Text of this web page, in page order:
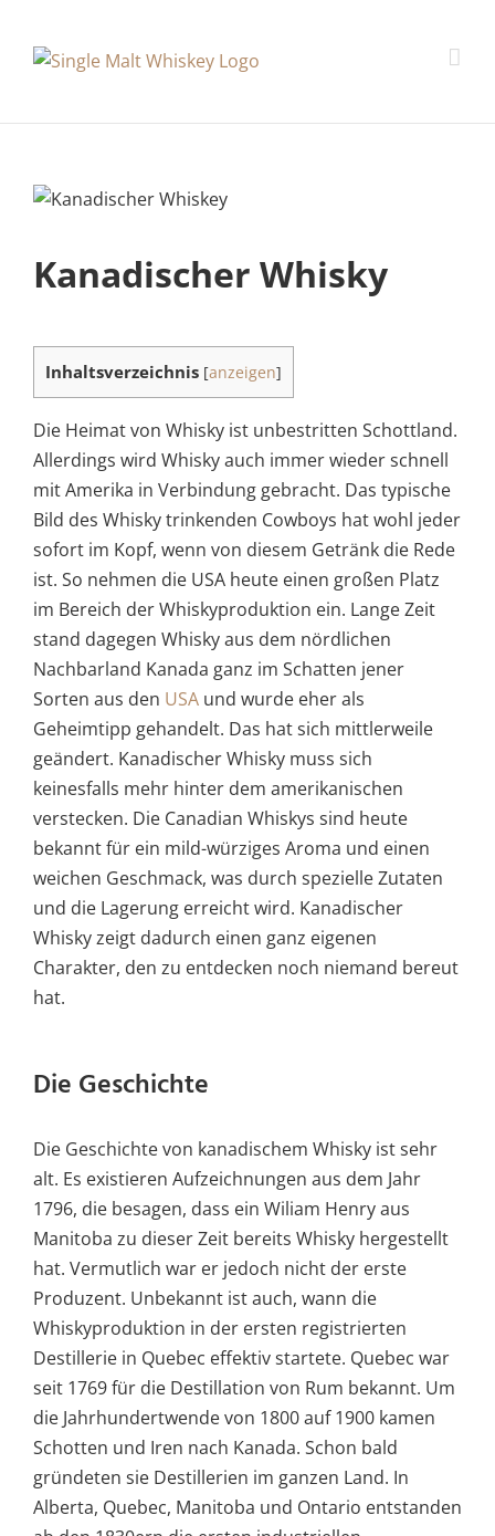
Kanadischer Whisky
Inhaltsverzeichnis [anzeigen]
Die Heimat von Whisky ist unbestritten Schottland.
Allerdings wird Whisky auch immer wieder schnell
mit Amerika in Verbindung gebracht. Das typische
Bild des Whisky trinkenden Cowboys hat wohl jeder
sofort im Kopf, wenn von diesem Getränk die Rede
ist. So nehmen die USA heute einen großen Platz
im Bereich der Whiskyproduktion ein. Lange Zeit
stand dagegen Whisky aus dem nördlichen
Nachbarland Kanada ganz im Schatten jener
Sorten aus den USA und wurde eher als
Geheimtipp gehandelt. Das hat sich mittlerweile
geändert. Kanadischer Whisky muss sich
keinesfalls mehr hinter dem amerikanischen
verstecken. Die Canadian Whiskys sind heute
bekannt für ein mild-würziges Aroma und einen
weichen Geschmack, was durch spezielle Zutaten
und die Lagerung erreicht wird. Kanadischer
Whisky zeigt dadurch einen ganz eigenen
Charakter, den zu entdecken noch niemand bereut
hat.
Die Geschichte
Die Geschichte von kanadischem Whisky ist sehr
alt. Es existieren Aufzeichnungen aus dem Jahr
1796, die besagen, dass ein Wiliam Henry aus
Manitoba zu dieser Zeit bereits Whisky hergestellt
hat. Vermutlich war er jedoch nicht der erste
Produzent. Unbekannt ist auch, wann die
Whiskyproduktion in der ersten registrierten
Destillerie in Quebec effektiv startete. Quebec war
seit 1769 für die Destillation von Rum bekannt. Um
die Jahrhundertwende von 1800 auf 1900 kamen
Schotten und Iren nach Kanada. Schon bald
gründeten sie Destillerien im ganzen Land. In
Alberta, Quebec, Manitoba und Ontario entstanden